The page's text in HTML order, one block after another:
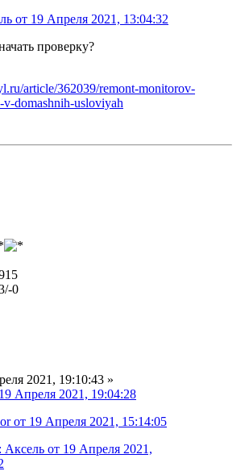
от 19 Апреля 2021, 13:04:32
проверку?
article/362039/remont-monitorov-
domashnih-usloviyah
0
2021, 19:10:43 »
Апреля 2021, 19:04:28
от 19 Апреля 2021, 15:14:05
Аксель от 19 Апреля 2021,